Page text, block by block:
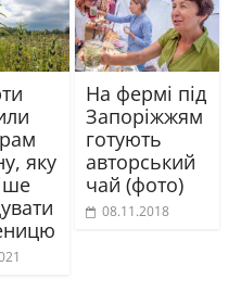
яку
На фермі під
Запоріжжям
готують
авторський
чай (фото)
08.11.2018